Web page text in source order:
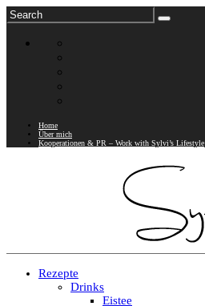
Home
Über mich
Kooperationen & PR – Work with Sylvi’s Lifestyle
Rezepte
Drinks
Eistee